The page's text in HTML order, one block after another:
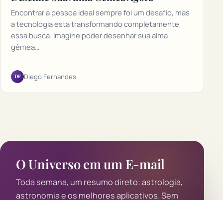
Encontrar a pessoa ideal sempre foi um desafio, mas
a tecnologia está transformando completamente
essa busca. Imagine poder desenhar sua alma
gêmea…
DF Diego Fernandes
O Universo em um E-mail
Toda semana, um resumo direto: astrologia,
astronomia e os melhores aplicativos. Sem